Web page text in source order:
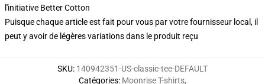
l'initiative Better Cotton
Puisque chaque article est fait pour vous par votre fournisseur local, il
peut y avoir de légères variations dans le produit reçu
SKU: 140942351-US-classic-tee-DEFAULT
Catégories: Moonrise T-shirts,